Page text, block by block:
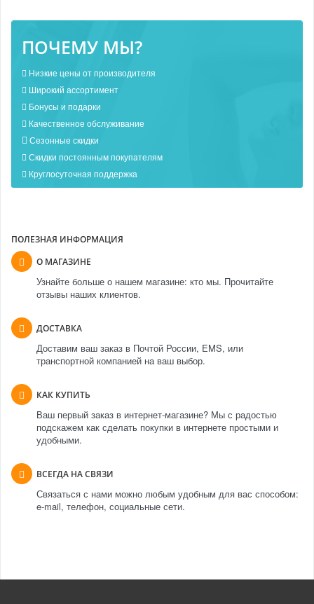
ПОЧЕМУ МЫ?
Низкие цены от производителя
Широкий ассортимент
Бонусы и подарки
Качественное обслуживание
Сезонные скидки
Скидки постоянным покупателям
Круглосуточная поддержка
ПОЛЕЗНАЯ ИНФОРМАЦИЯ
О МАГАЗИНЕ
Узнайте больше о нашем магазине: кто мы. Прочитайте
отзывы наших клиентов.
ДОСТАВКА
Доставим ваш заказ в Почтой России, EMS, или
транспортной компанией на ваш выбор.
КАК КУПИТЬ
Ваш первый заказ в интернет-магазине? Мы с радостью
подскажем как сделать покупки в интернете простыми и
удобными.
ВСЕГДА НА СВЯЗИ
Связаться с нами можно любым удобным для вас способом:
e-mail, телефон, социальные сети.